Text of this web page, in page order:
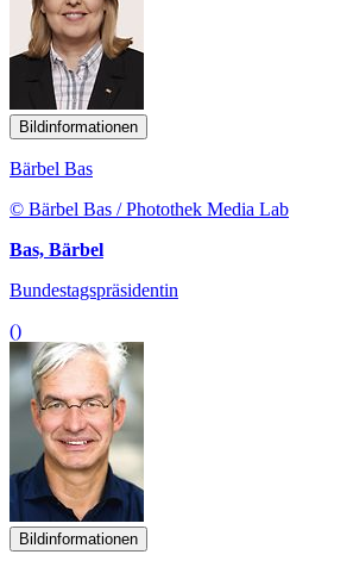
Bildinformationen
Bärbel Bas
© Bärbel Bas / Photothek Media Lab
Bas, Bärbel
Bundestagspräsidentin
()
Bildinformationen